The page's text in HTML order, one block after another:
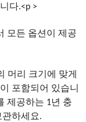
다.<p >
모든 옵션이 제공
머리 크기에 맞게
포함되어 있습니
제공하는 1년 충
하세요.